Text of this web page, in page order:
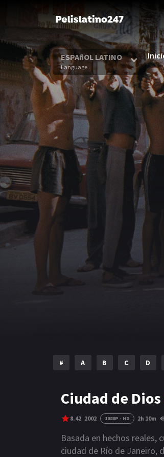
ESPAñOL LATINO
Language
# A B C D
Ciudad de Dios
8.42 2002 1080P - HD 2h 10m
Basada en hechos
ciudad de Río de Janeiro,